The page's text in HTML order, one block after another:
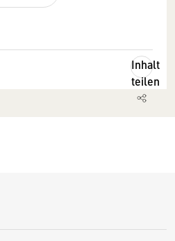
Inhalt
teilen